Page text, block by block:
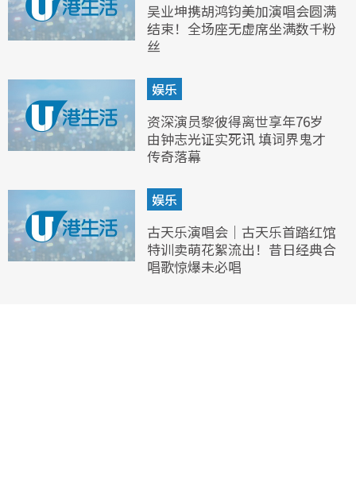
吴业坤携胡鸿钧美加演唱会圆满
结束！全场座无虚席坐满数千粉
丝
娱乐
资深演员黎彼得离世享年76岁
由钟志光证实死讯 填词界鬼才
传奇落幕
娱乐
古天乐演唱会｜古天乐首踏红馆
特训卖萌花絮流出！昔日经典合
唱歌惊爆未必唱